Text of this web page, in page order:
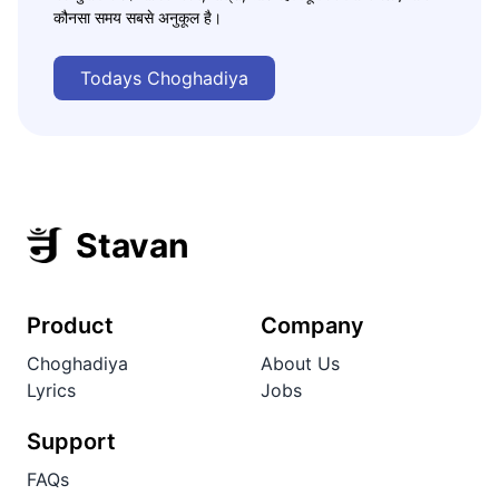
कौनसा समय सबसे अनुकूल है।
Todays Choghadiya
Stavan
Product
Choghadiya
Lyrics
Company
About Us
Jobs
Support
FAQs